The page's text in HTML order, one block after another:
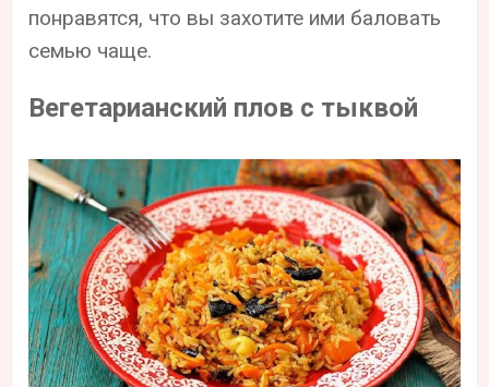
понравятся, что вы захотите ими баловать
семью чаще.
Вегетарианский плов с тыквой